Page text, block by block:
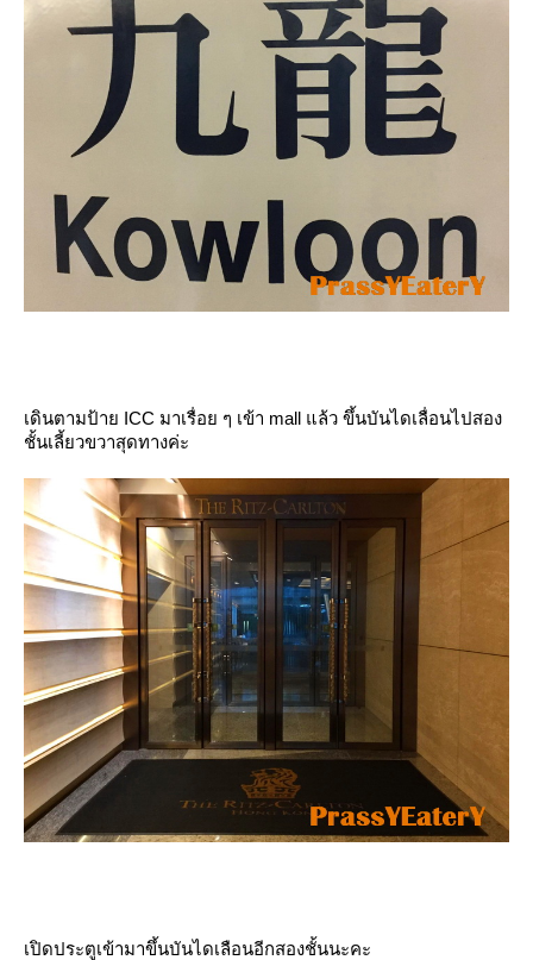
เดินตามป้าย ICC มาเรื่อย ๆ เข้า mall แล้ว ขึ้นบันไดเลื่อนไปสอง
ชั้นเลี้ยวขวาสุดทางค่ะ
เปิดประตูเข้ามาขึ้นบันไดเลือนอีกสองชั้นนะคะ